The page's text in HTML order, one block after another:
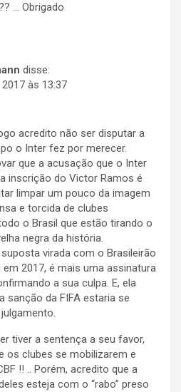
… Obrigado
disse:
às 13:37
acredito não ser disputar a
o Inter fez por merecer.
que a acusação que o Inter
inscrição do Victor Ramos é
limpar um pouco da imagem
e torcida de clubes
o Brasil que estão tirando o
negra da história.
virada com o Brasileirão
2017, é mais uma assinatura
a sua culpa. E, ela
sanção da FIFA estaria se
tiver a sentença a seu favor,
os clubes se mobilizarem e
!! .. Porém, acredito que a
esteja com o “rabo” preso